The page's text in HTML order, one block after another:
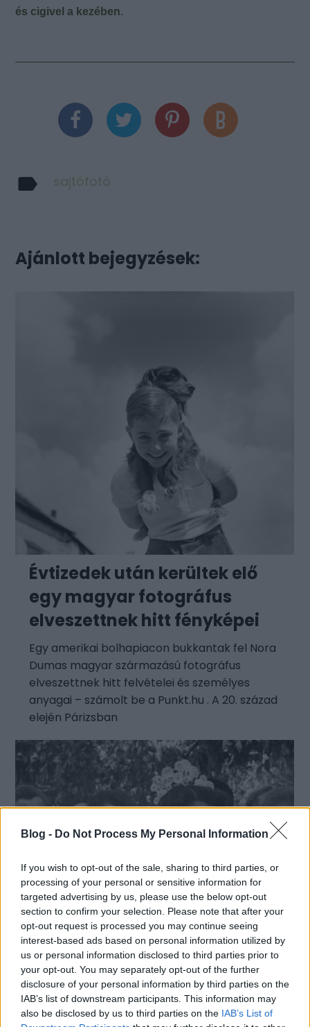
Blog - Do Not Process My Personal Information
If you wish to opt-out of the sale, sharing to third parties, or
processing of your personal or sensitive information for
targeted advertising by us, please use the below opt-out
section to confirm your selection. Please note that after your
opt-out request is processed you may continue seeing
interest-based ads based on personal information utilized by
us or personal information disclosed to third parties prior to
your opt-out. You may separately opt-out of the further
disclosure of your personal information by third parties on the
IAB’s list of downstream participants. This information may
also be disclosed by us to third parties on the IAB’s List of
és cigivel a kezében.
sajtófotó
Ajánlott bejegyzések:
Évtizedek után kerültek elő
egy magyar fotográfus
elveszettnek hitt fényképei
Egy amerikai bolhapiacon bukkantak fel Nora
Dumas magyar származású fotográfus
elveszettnek hitt felvételei és személyes
anyagai – számolt be a Punkt.hu . A 20. század
elején Párizsban
A tapintatlan fotóriporter.